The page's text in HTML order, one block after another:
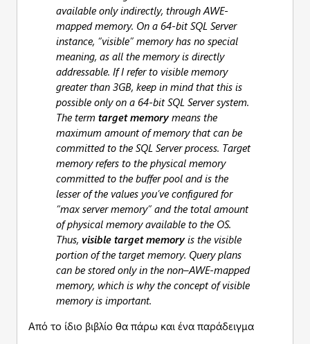
available only indirectly, through AWE-
mapped memory. On a 64-bit SQL Server
instance, “visible” memory has no special
meaning, as all the memory is directly
addressable. If I refer to visible memory
greater than 3GB, keep in mind that this is
possible only on a 64-bit SQL Server system.
The term target memorymeans the
maximum amount of memory that can be
committed to the SQL Server process. Target
memory refers to the physical memory
committed to the buffer pool and is the
lesser of the values you’ve configured for
“max server memory” and the total amount
of physical memory available to the OS.
Thus, visible target memoryis the visible
portion of the target memory. Query plans
can be stored only in the non–AWE-mapped
memory, which is why the concept of visible
memory is important.
Από το ίδιο βιβλίο θα πάρω και ένα παράδειγμα